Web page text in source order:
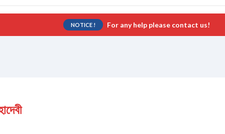
NOTICE ! For any help please contact us!